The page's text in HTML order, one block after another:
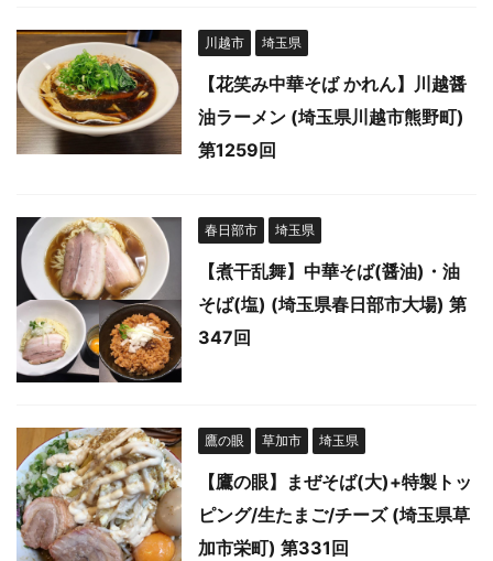
川越市 埼玉県
【花笑み中華そば かれん】川越醤
油ラーメン (埼玉県川越市熊野町)
第1259回
春日部市 埼玉県
【煮干乱舞】中華そば(醤油)・油
そば(塩) (埼玉県春日部市大場) 第
347回
鷹の眼 草加市 埼玉県
【鷹の眼】まぜそば(大)+特製トッ
ピング/生たまご/チーズ (埼玉県草
加市栄町) 第331回